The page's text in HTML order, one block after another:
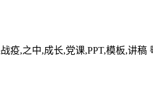
疫,之中,成长,党课,PPT,模板,讲稿